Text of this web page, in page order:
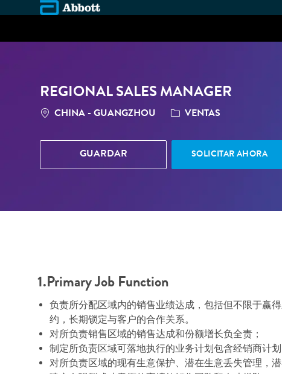
REGIONAL SALES MANAGER
LOCATION
CHINA - GUANGZHOU CATEGORÍA
VENTAS
GUARDAR SOLICITAR AHORA
1.Primary Job Function
负责所分配区域内的销售业绩达成，包括但不限于赢
约，长期锁定与客户的合作关系。
对所负责销售区域的销售达成和份额增长负全责；
制定所负责区域可落地执行的业务计划包含经销商计
对所负责区域的现有生意保护、潜在生意丢失管理，